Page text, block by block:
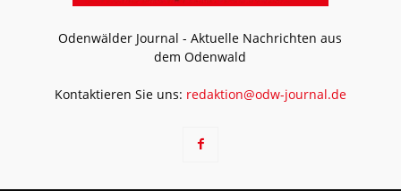
Odenwälder Journal - Aktuelle Nachrichten aus
dem Odenwald
Kontaktieren Sie uns: redaktion@odw-journal.de